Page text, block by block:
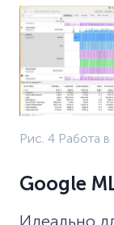
Рис. 4 Работа в
Google
Идеально